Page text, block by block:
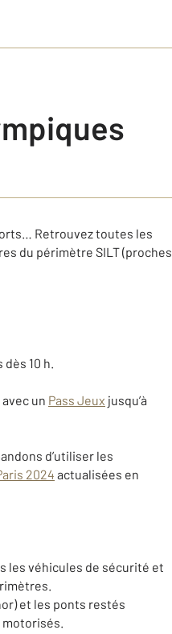
Retrouvez toutes les
du périmètre SILT (proches
10 h.
un Pass Jeux jusqu’à
d’utiliser les
2024 actualisées en
les véhicules de sécurité et
et les ponts restés
motorisés.